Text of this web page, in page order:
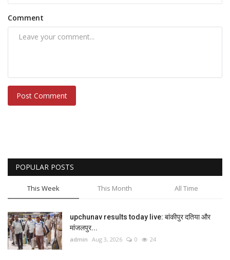
Comment
Post Comment
POPULAR POSTS
This Week This Month All Time
upchunav results today live: बांकीपुर दतिया और
मांजलपुर...
admin Aug 3, 2026 0 24